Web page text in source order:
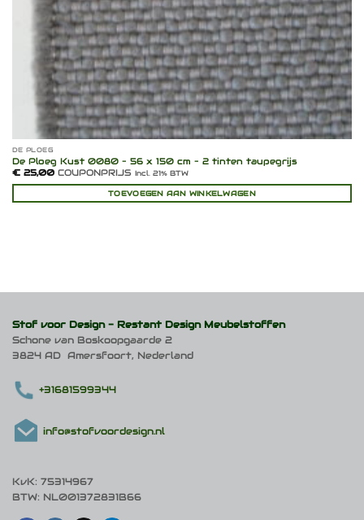
DE PLOEG
De Ploeg Kust 0080 – 56 x 150 cm – 2 tinten taupegrijs
€25,00COUPONPRIJS Incl. 21% BTW
TOEVOEGEN AAN WINKELWAGEN
Stof voor Design - Restant Design Meubelstoffen
Schone van Boskoopgaarde 2
3824 AD Amersfoort, Nederland
+31681599344
info@stofvoordesign.nl
KvK: 75314967
BTW: NL001372831B66